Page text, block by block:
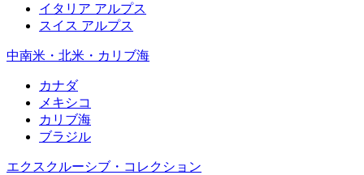
イタリア アルプス
スイス アルプス
中南米・北米・カリブ海
カナダ
メキシコ
カリブ海
ブラジル
エクスクルーシブ・コレクション